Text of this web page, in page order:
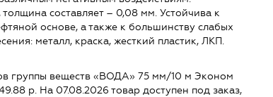
составляет – 0,08 мм. Устойчива к
основе, а также к большинству слабых
металл, краска, жесткий пластик, ЛКП.
группы веществ «ВОДА» 75 мм/10 м Эконом
р. На 07.08.2026 товар доступен под заказ,